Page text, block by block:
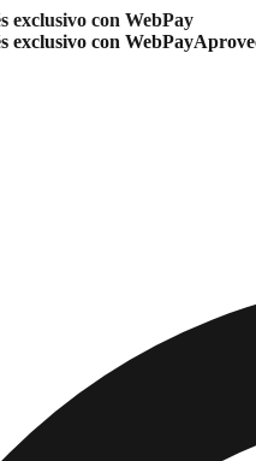
exclusivo con WebPay
exclusivo con WebPay